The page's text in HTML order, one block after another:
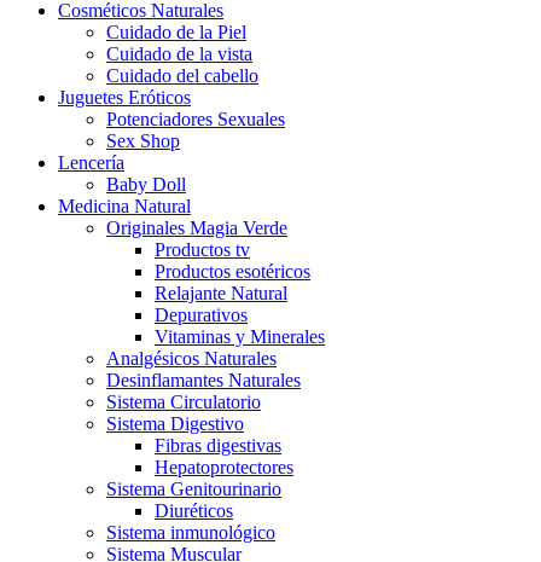
Cosméticos Naturales
Cuidado de la Piel
Cuidado de la vista
Cuidado del cabello
Juguetes Eróticos
Potenciadores Sexuales
Sex Shop
Lencería
Baby Doll
Medicina Natural
Originales Magia Verde
Productos tv
Productos esotéricos
Relajante Natural
Depurativos
Vitaminas y Minerales
Analgésicos Naturales
Desinflamantes Naturales
Sistema Circulatorio
Sistema Digestivo
Fibras digestivas
Hepatoprotectores
Sistema Genitourinario
Diuréticos
Sistema inmunológico
Sistema Muscular